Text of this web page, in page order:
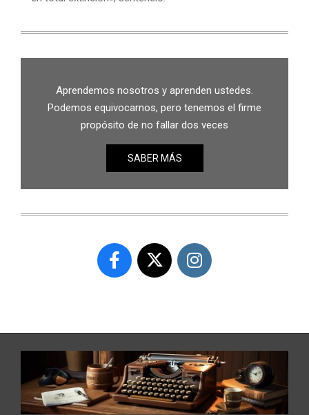
Aprendemos nosotros y aprenden ustedes.
Podemos equivocarnos, pero tenemos el firme
propósito de no fallar dos veces
SABER MÁS